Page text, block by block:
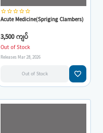
star_borderstar_borderstar_borderstar_borderstar_border
Acute Medicine(Spriging Clambers)
3,500 ကျပ်
Out of Stock
Releases Mar 28, 2026
Out of Stock favorite_border